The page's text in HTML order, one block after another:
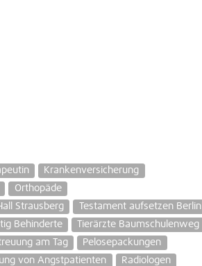
Krankenversicherung
Orthopäde
Strausberg
Testament aufsetzen Berlin
Behinderte
Tierärzte Baumschulenweg
am Tag
Pelosepackungen
von Angstpatienten
Radiologen